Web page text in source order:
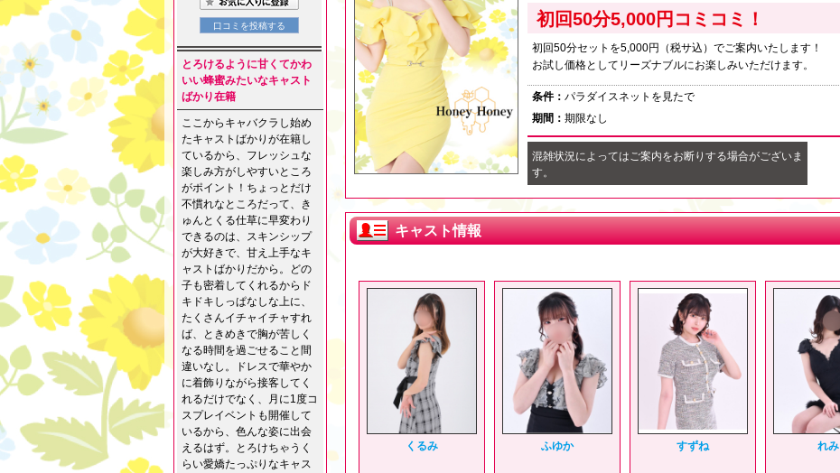
とろけるように甘くてかわ
いい蜂蜜みたいなキャスト
ばかり在籍
ここからキャバクラし始め
たキャストばかりが在籍し
ているから、フレッシュな
楽しみ方がしやすいところ
がポイント！ちょっとだけ
不慣れなところだって、き
ゅんとくる仕草に早変わり
できるのは、スキンシップ
が大好きで、甘え上手なキ
ャストばかりだから。どの
子も密着してくれるからド
キドキしっぱなしな上に、
たくさんイチャイチャすれ
ば、ときめきで胸が苦しく
なる時間を過ごせること間
違いなし。ドレスで華やか
に着飾りながら接客してく
れるだけでなく、月に1度コ
スプレイベントも開催して
いるから、色んな姿に出会
えるはず。とろけちゃうく
らい愛嬌たっぷりなキャス
初回50分5,000円コミコミ！
初回50分セットを5,000円（税サ込）でご案内いたします！
お試し価格としてリーズナブルにお楽しみいただけます。
条件： パラダイスネットを見たで
期間： 期限なし
混雑状況によってはご案内をお断りする場合がございま
す。
キャスト情報
くるみ ふゆか すずね れみ